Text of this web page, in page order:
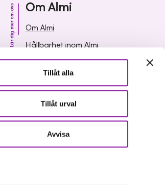
Tillåt alla
Tillåt urval
Avvisa
Om Almi
Lär dig mer om oss
Om Almi
Hållbarhet inom Almi
Organisation
Media och press